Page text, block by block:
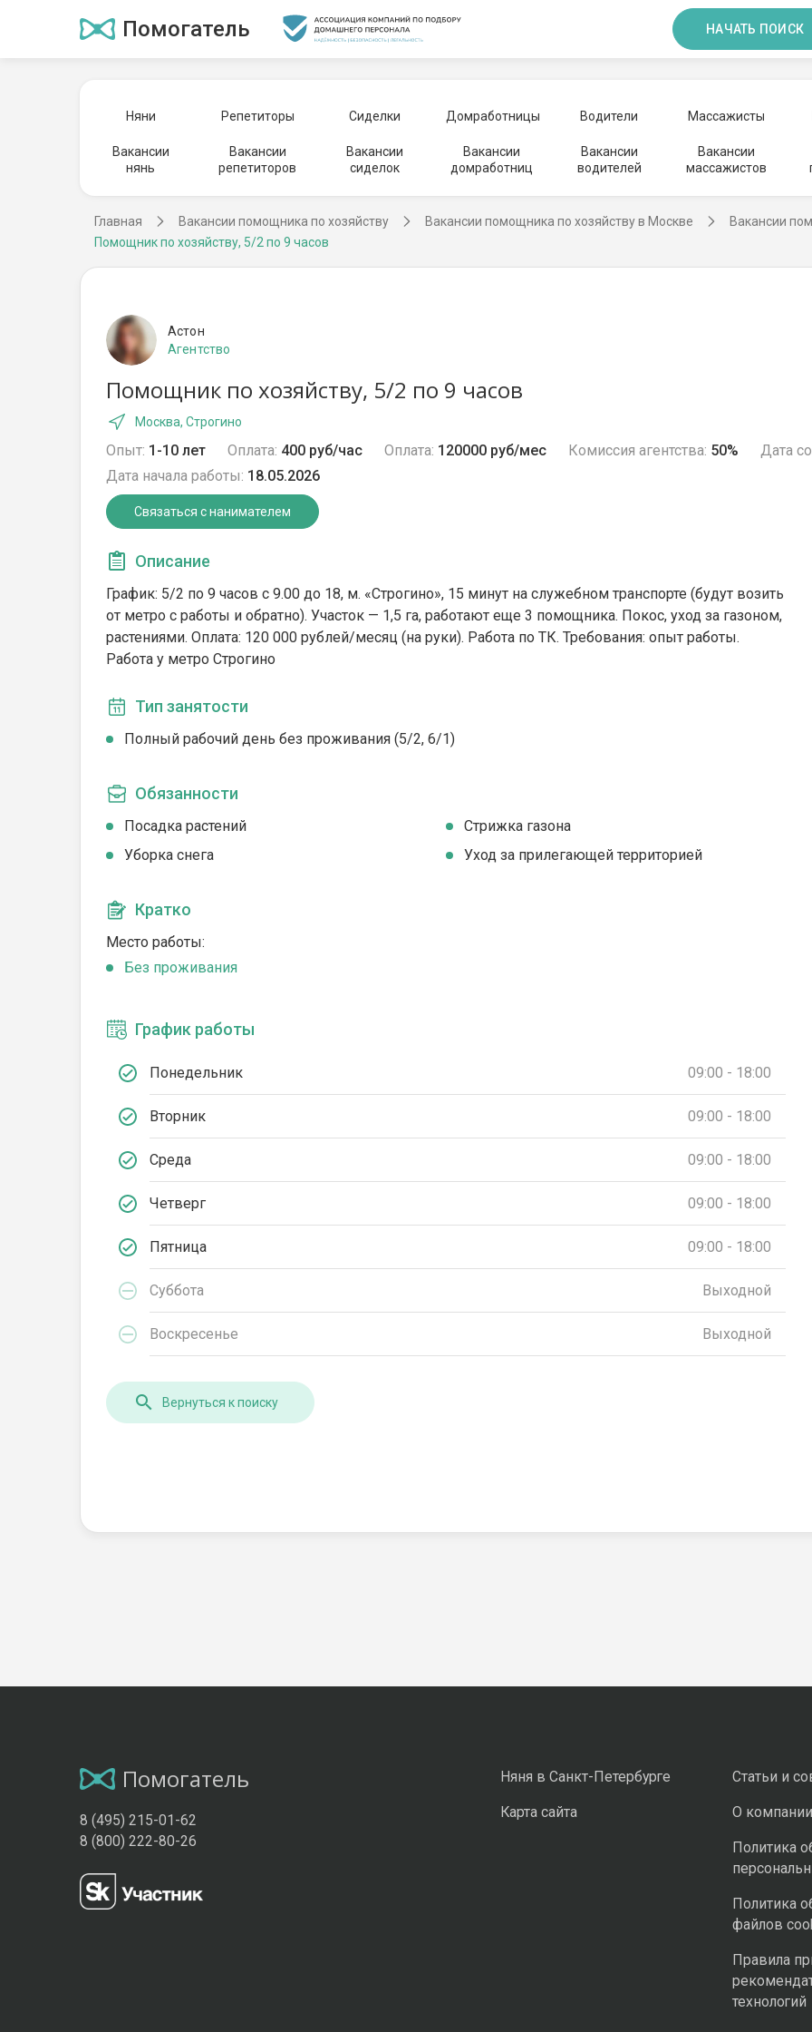
Помогатель НАЧАТЬ ПОИСК
Няни Репетиторы Сиделки Домработницы Водители Массажисты
Вакансии
нянь
Вакансии
репетиторов
Вакансии
сиделок
Вакансии
домработниц
Вакансии
водителей
Вакансии
массажистов
Главная Вакансии помощника по хозяйству Вакансии помощника по хозяйству в Москве
Вакансии
Помощник по хозяйству, 5/2 по 9 часов
Астон
Агентство
Помощник по хозяйству, 5/2 по 9 часов
Москва, Строгино
Опыт: 1-10 лет Оплата: 400 руб/час Оплата: 120000 руб/мес Комиссия агентства: 50% Дата
Дата начала работы: 18.05.2026
Связаться с нанимателем
Описание
График: 5/2 по 9 часов с 9.00 до 18, м. «Строгино», 15 минут на служебном транспорте (будут возить
от метро с работы и обратно). Участок — 1,5 га, работают еще 3 помощника. Покос, уход за газоном,
растениями. Оплата: 120 000 рублей/месяц (на руки). Работа по ТК. Требования: опыт работы.
Работа у метро Строгино
Тип занятости
Полный рабочий день без проживания (5/2, 6/1)
Обязанности
Посадка растений
Стрижка газона
Уборка снега
Уход за прилегающей территорией
Кратко
Место работы:
Без проживания
График работы
Понедельник 09:00 - 18:00
Вторник 09:00 - 18:00
Среда 09:00 - 18:00
Четверг 09:00 - 18:00
Пятница 09:00 - 18:00
Суббота Выходной
Воскресенье Выходной
Вернуться к поиску
Помогатель
8 (495) 215-01-62
8 (800) 222-80-26
Няня в Санкт-Петербурге
Карта сайта
Статьи и
О компании
Политика
Политика
файлов
Правила
технологий